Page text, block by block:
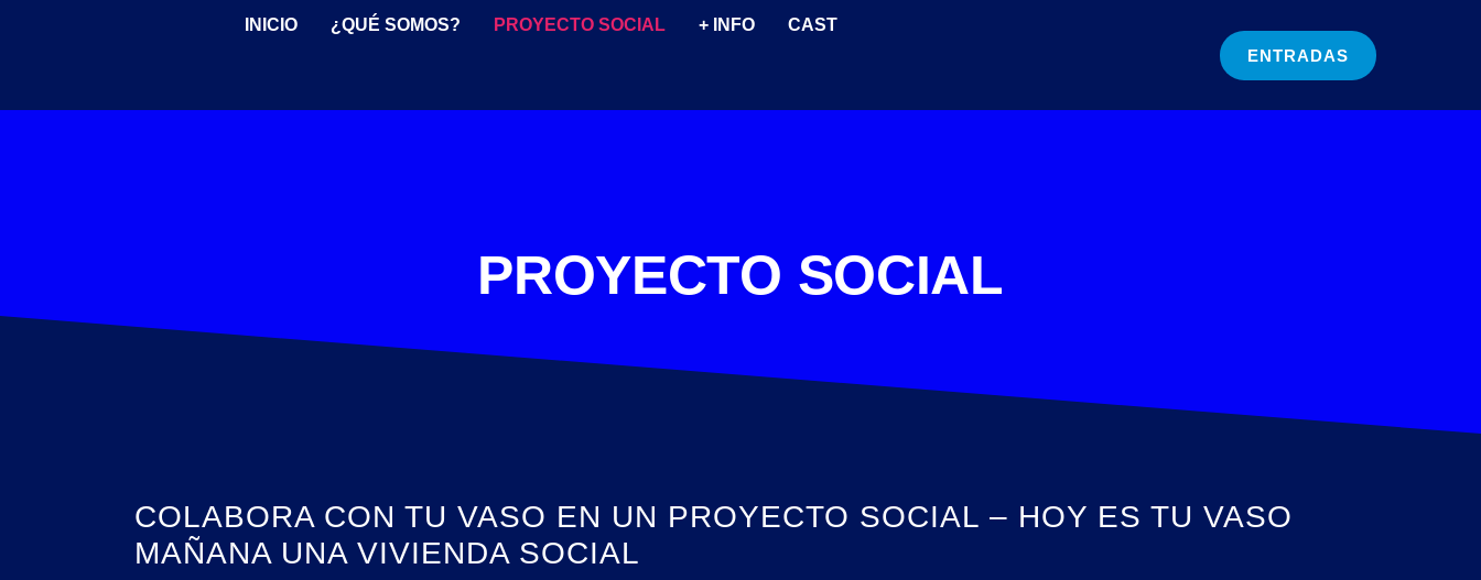
INICIO ¿QUÉ SOMOS? PROYECTO SOCIAL + INFO
CAST
ENTRADAS
PROYECTO SOCIAL
COLABORA CON TU VASO EN UN PROYECTO SOCIAL – HOY ES TU VASO
MAÑANA UNA VIVIENDA SOCIAL